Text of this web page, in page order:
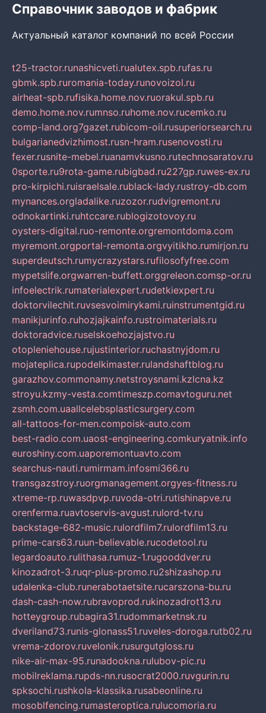
Справочник заводов и фабрик
Актуальный каталог компаний по всей России
t25-tractor.runashicveti.rualutex.spb.rufas.ru
gbmk.spb.ruromania-today.runovoizol.ru
airheat-spb.rufisika.home.nov.ruorakul.spb.ru
demo.home.nov.rumnso.ruhome.nov.rucemko.ru
comp-land.org7gazet.rubicom-oil.rusuperiorsearch.ru
bulgarianedvizhimost.rusn-hram.rusenovosti.ru
fexer.rusnite-mebel.ruanamvkusno.rutechnosaratov.ru
0sporte.ru9rota-game.rubigbad.ru227gp.ruwes-ex.ru
pro-kirpichi.ruisraelsale.rublack-lady.rustroy-db.com
mynances.orgladalike.ruzozor.rudvigremont.ru
odnokartinki.ruhtccare.rublogizotovoy.ru
oysters-digital.ruo-remonte.orgremontdoma.com
myremont.orgportal-remonta.orgvyitikho.rumirjon.ru
superdeutsch.rumycrazystars.rufilosofyfree.com
mypetslife.orgwarren-buffett.orggreleon.comsp-or.ru
infoelectrik.rumaterialexpert.rudetkiexpert.ru
doktorvilechit.ruvsesvoimirykami.ruinstrumentgid.ru
manikjurinfo.ruhozjajkainfo.rustroimaterials.ru
doktoradvice.ruselskoehozjajstvo.ru
otopleniehouse.rujustinterior.ruchastnyjdom.ru
mojateplica.rupodelkimaster.rulandshaftblog.ru
garazhov.commonamy.netstroysnami.kzlcna.kz
stroyu.kzmy-vesta.comtimeszp.comavtoguru.net
zsmh.com.uaallcelebsplasticsurgery.com
all-tattoos-for-men.compoisk-auto.com
best-radio.com.uaost-engineering.comkuryatnik.info
euroshiny.com.uaporemontuavto.com
searchus-nauti.rumirmam.infosmi366.ru
transgazstroy.ruorgmanagement.orgyes-fitness.ru
xtreme-rp.ruwasdpvp.ruvoda-otri.rutishinapve.ru
orenferma.ruavtoservis-avgust.rulord-tv.ru
backstage-682-music.rulordfilm7.rulordfilm13.ru
prime-cars63.ruun-believable.rucodetool.ru
legardoauto.rulithasa.rumuz-1.rugooddver.ru
kinozadrot-3.ruqr-plus-promo.ru2shizashop.ru
udalenka-club.runerabotaetsite.rucarszona-bu.ru
dash-cash-now.rubravoprod.rukinozadrot13.ru
hotteygroup.rubagira31.rudommarketnsk.ru
dveriland73.runis-glonass51.ruveles-doroga.rutb02.ru
vrema-zdorov.ruvelonik.rusurgutgloss.ru
nike-air-max-95.runadookna.rulubov-pic.ru
mobilreklama.rupds-nn.rusocrat2000.ruvgurin.ru
spksochi.rushkola-klassika.rusabeonline.ru
mosoblfencing.rumasteroptica.rulucomoria.ru